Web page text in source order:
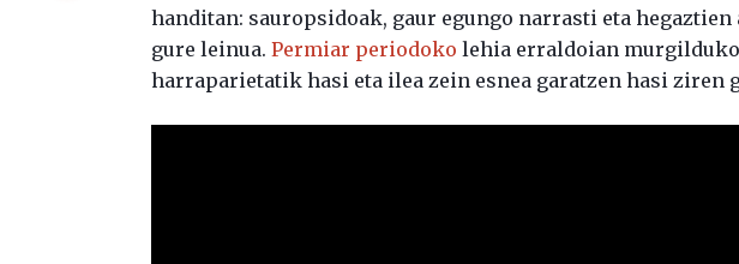
handitan: sauropsidoak, gaur egungo narrasti eta hegaztien
gure leinua.Permiar periodoko lehia erraldoian
harraparietatik hasi eta ilea zein esnea garatzen hasi ziren